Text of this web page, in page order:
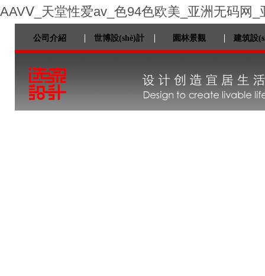
AAVⅤ_天堂性爱av_色94色欧美_亚洲无码网_
公司介紹 世博設(shè)計 園林景觀 建筑設